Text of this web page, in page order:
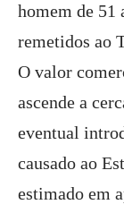
homem de 51
remetidos ao
O valor
ascende a
eventual
causado ao
estimado em